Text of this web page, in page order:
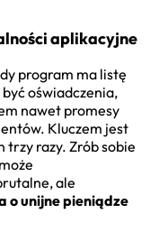
aplikacyjne
program ma listę
oświadczenia,
nawet promesy
Kluczem jest
trzy razy. Zrób sobie
ale
o unijne pieniądze